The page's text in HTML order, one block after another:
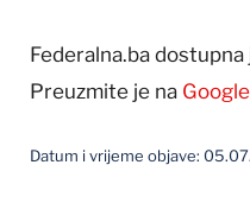
Federalna.ba
Preuzmite je na
Datum i vrijeme objave: